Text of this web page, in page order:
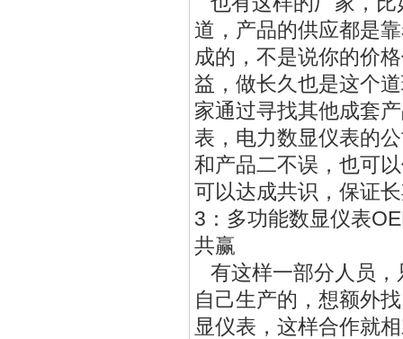
道，产品的供应都是
成的，不是说你的价
益，做长久也是这个
家通过寻找其他成套
表，电力数显仪表的
和产品二不误，也可
可以达成共识，保证
3：多功能数显仪表
共赢
有这样一部分人员，
自己生产的，想额外
显仪表，这样合作就